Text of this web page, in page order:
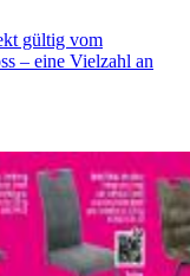
gültig vom
– eine Vielzahl an